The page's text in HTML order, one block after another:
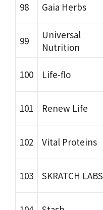
98 Gaia Herbs
99
Universal
Nutrition
100 Life-flo
101 Renew Life
102 Vital Proteins
103 SKRATCH LABS